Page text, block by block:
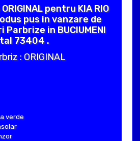
pentru KIA RIO
pus in vanzare de
in BUCIUMENI
73404 .
: ORIGINAL
verde